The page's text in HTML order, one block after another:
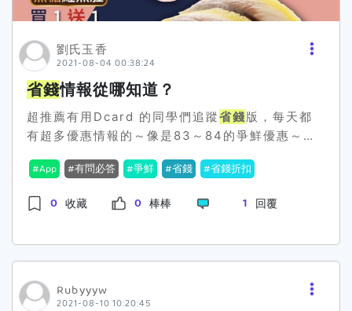
劉氏玉香
2021-08-04 00:38:24
省錢情報從哪知道？
超推薦有用Dcard 的同學們追蹤省錢版，每天都
有超多優惠情報的～像是83～84的爭鮮優惠～大
APP嗎？
App 有問必答 爭鮮 省錢 省錢折扣
0 收藏 0 棒棒 1 回覆
Rubyyyw
2021-08-10 10:20:45